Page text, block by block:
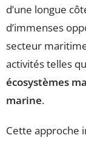
d’une longue
d’immenses
secteur
activités telles
écosystèmes
marine.
Cette approche